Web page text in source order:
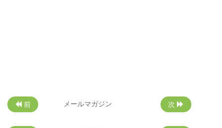
前 メールマガジン 次